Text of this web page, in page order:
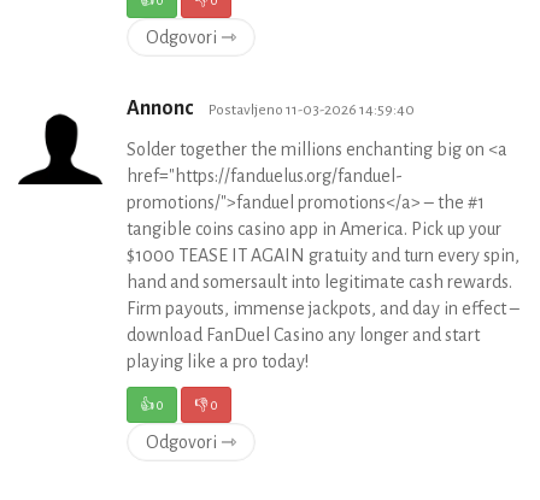
Odgovori ⇾
Annonc Postavljeno 11-03-2026 14:59:40
Solder together the millions enchanting big on <a
href="https://fanduelus.org/fanduel-
promotions/">fanduel promotions</a> – the #1
tangible coins casino app in America. Pick up your
$1000 TEASE IT AGAIN gratuity and turn every spin,
hand and somersault into legitimate cash rewards.
Firm payouts, immense jackpots, and day in effect –
download FanDuel Casino any longer and start
playing like a pro today!
👍0 👎0
Odgovori ⇾